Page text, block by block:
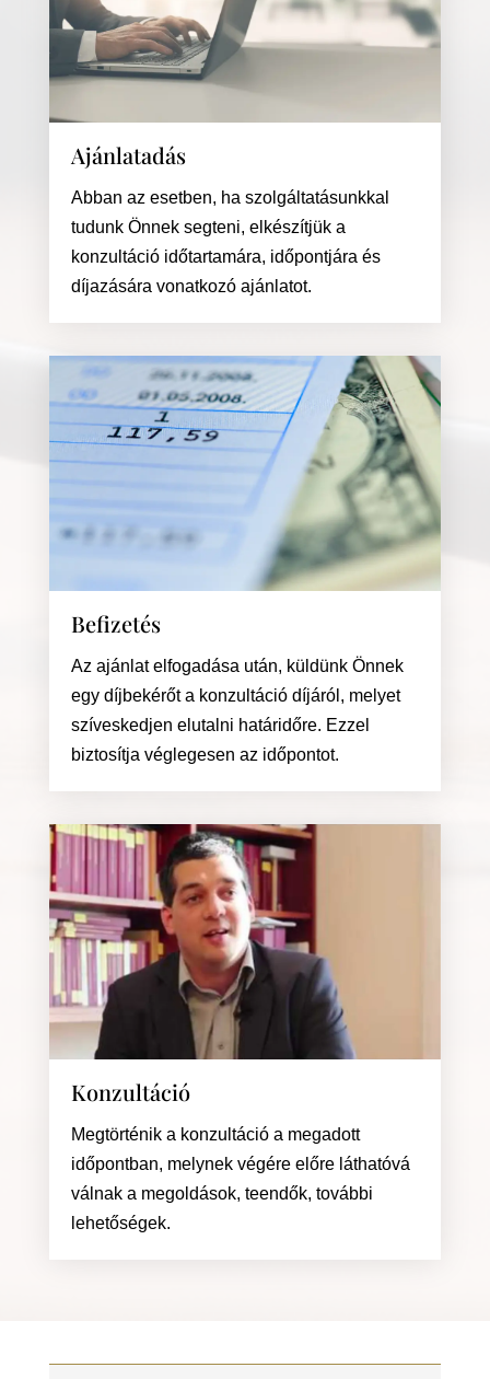
Ajánlatadás
Abban az esetben, ha szolgáltatásunkkal
tudunk Önnek segteni, elkészítjük a
konzultáció időtartamára, időpontjára és
díjazására vonatkozó ajánlatot.
Befizetés
Az ajánlat elfogadása után, küldünk Önnek
egy díjbekérőt a konzultáció díjáról, melyet
szíveskedjen elutalni határidőre. Ezzel
biztosítja véglegesen az időpontot.
Konzultáció
Megtörténik a konzultáció a megadott
időpontban, melynek végére előre láthatóvá
válnak a megoldások, teendők, további
lehetőségek.